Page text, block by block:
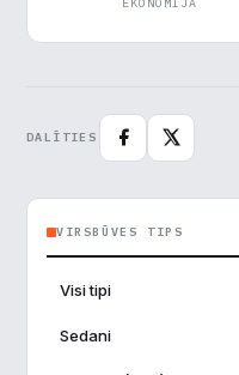
DALĪTIES
VIRSBŪVES TIPS
Visi tipi
Sedani